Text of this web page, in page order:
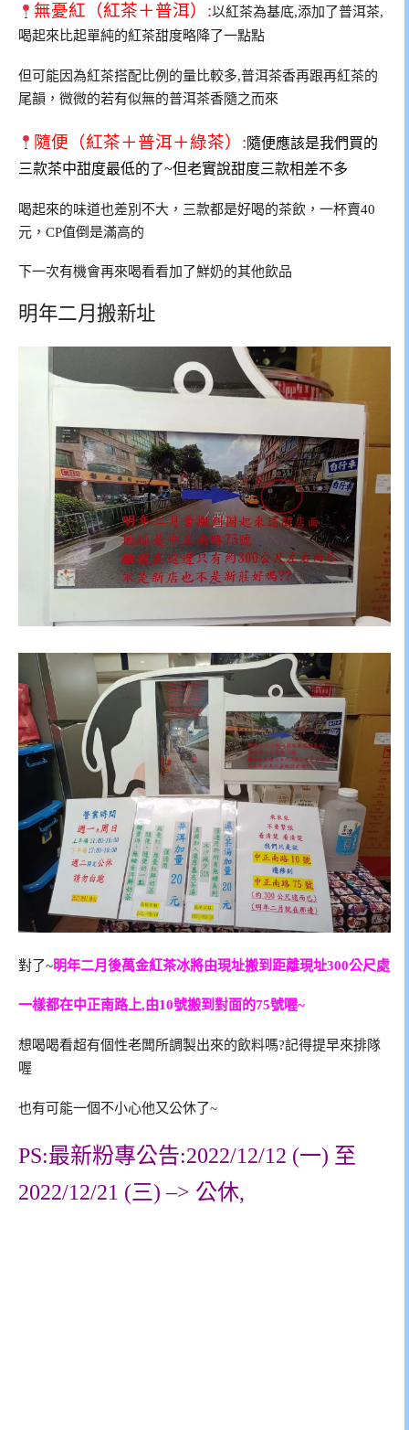
無憂紅（紅茶＋普洱）:以紅茶為基底,添加了普洱茶,
喝起來比起單純的紅茶甜度略降了一點點
但可能因為紅茶搭配比例的量比較多,普洱茶香再跟再紅茶的
尾韻，微微的若有似無的普洱茶香隨之而來
隨便（紅茶＋普洱＋綠茶）:隨便應該是我們買的
三款茶中甜度最低的了~但老實說甜度三款相差不多
喝起來的味道也差別不大，三款都是好喝的茶飲，一杯賣40
元，CP值倒是滿高的
下一次有機會再來喝看看加了鮮奶的其他飲品
明年二月搬新址
對了~明年二月後萬金紅茶冰將由現址搬到距離現址300公尺處
一樣都在中正南路上,由10號搬到對面的75號喔~
想喝喝看超有個性老闆所調製出來的飲料嗎?記得提早來排隊
喔
也有可能一個不小心他又公休了~
PS:最新粉專公告:2022/12/12 (一) 至
2022/12/21 (三) –> 公休,